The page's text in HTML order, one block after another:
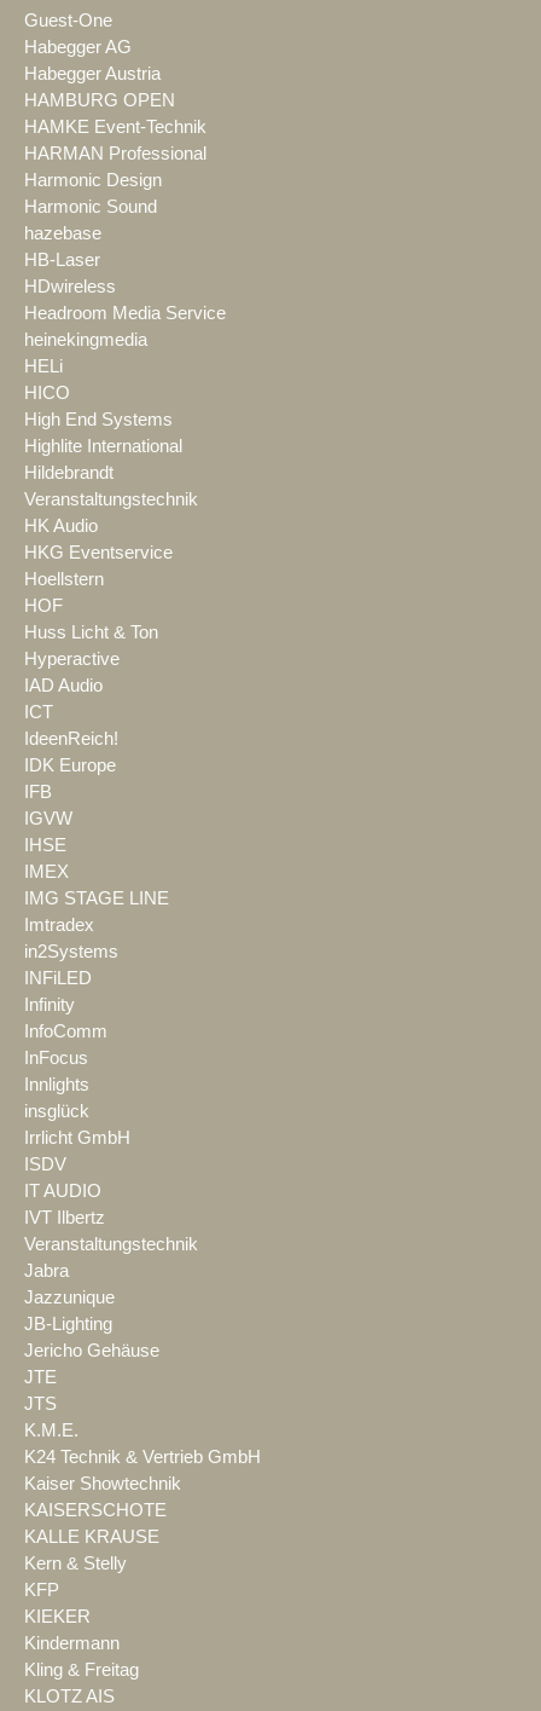
Guest-One
Habegger AG
Habegger Austria
HAMBURG OPEN
HAMKE Event-Technik
HARMAN Professional
Harmonic Design
Harmonic Sound
hazebase
HB-Laser
HDwireless
Headroom Media Service
heinekingmedia
HELi
HICO
High End Systems
Highlite International
Hildebrandt
Veranstaltungstechnik
HK Audio
HKG Eventservice
Hoellstern
HOF
Huss Licht & Ton
Hyperactive
IAD Audio
ICT
IdeenReich!
IDK Europe
IFB
IGVW
IHSE
IMEX
IMG STAGE LINE
Imtradex
in2Systems
INFiLED
Infinity
InfoComm
InFocus
Innlights
insglück
Irrlicht GmbH
ISDV
IT AUDIO
IVT Ilbertz
Veranstaltungstechnik
Jabra
Jazzunique
JB-Lighting
Jericho Gehäuse
JTE
JTS
K.M.E.
K24 Technik & Vertrieb GmbH
Kaiser Showtechnik
KAISERSCHOTE
KALLE KRAUSE
Kern & Stelly
KFP
KIEKER
Kindermann
Kling & Freitag
KLOTZ AIS